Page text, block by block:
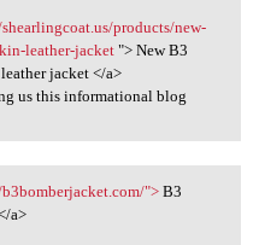
products/new-
leather-jacket"> New B3
jacket </a>
us this informational blog
">B3
a>